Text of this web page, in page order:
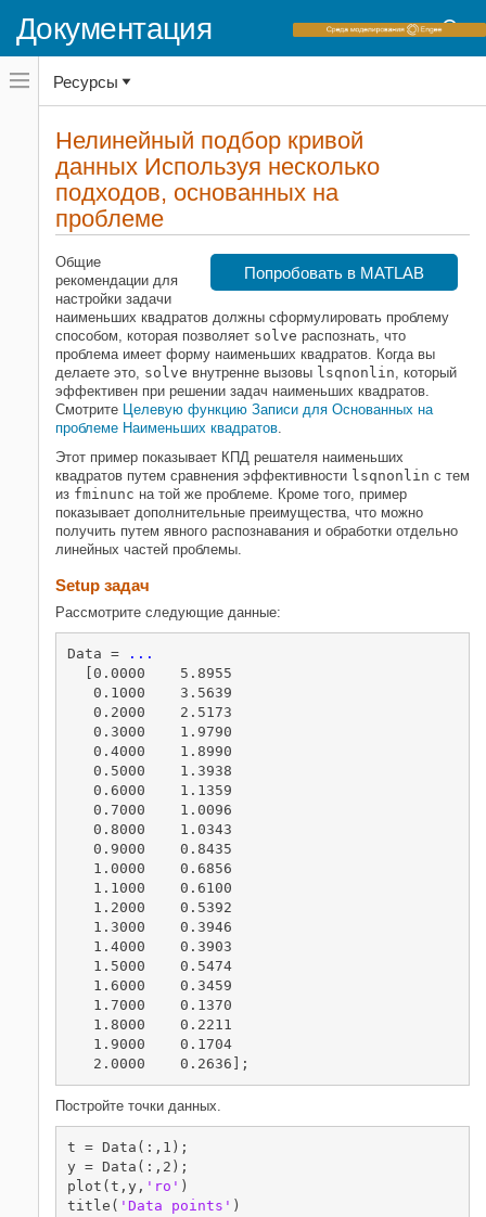
Документация
Переключатель
навигационного
меню
переключатель
навигационного
Optimization Toolbox
Метод наименьших квадратов
Нелинейный метод наименьших
квадратов (Curve Fitting)
Нелинейный подбор кривой данных
Используя несколько подходов,
основанных на проблеме
НА ЭТОЙ СТРАНИЦЕ
Setup задач
Подход решения Используя
решатель по умолчанию
Подход решения Используя fminunc
проблем
Разделите проблема Более
устойчива к Исходному
Смотрите также
Ресурсы
Нелинейный подбор кривой
данных Используя несколько
подходов, основанных на
проблеме
Попробовать в MATLAB
Общие
рекомендации для
настройки задачи
наименьших квадратов должны сформулировать проблему
способом, которая позволяет solve распознать, что
проблема имеет форму наименьших квадратов. Когда вы
делаете это, solve внутренне вызовы lsqnonlin, который
эффективен при решении задач наименьших квадратов.
Смотрите Целевую функцию Записи для Основанных на
проблеме Наименьших квадратов.
Этот пример показывает КПД решателя наименьших
квадратов путем сравнения эффективности lsqnonlin с тем
из fminunc на той же проблеме. Кроме того, пример
показывает дополнительные преимущества, что можно
получить путем явного распознавания и обработки отдельно
линейных частей проблемы.
Setup задач
Рассмотрите следующие данные:
Data =
...
  [0.0000    5.8955
   0.1000    3.5639
   0.2000    2.5173
   0.3000    1.9790
   0.4000    1.8990
   0.5000    1.3938
   0.6000    1.1359
   0.7000    1.0096
   0.8000    1.0343
   0.9000    0.8435
   1.0000    0.6856
   1.1000    0.6100
   1.2000    0.5392
   1.3000    0.3946
   1.4000    0.3903
   1.5000    0.5474
   1.6000    0.3459
   1.7000    0.1370
   1.8000    0.2211
   1.9000    0.1704
   2.0000    0.2636];
Постройте точки данных.
t = Data(:,1);
y = Data(:,2);
plot(t,y, 'ro' )
title( 'Data points' )